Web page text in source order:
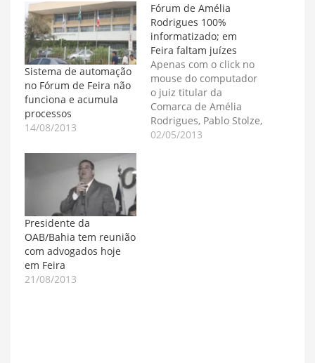
Sistema de automação
no Fórum de Feira não
funciona e acumula
processos
14/08/2013
Fórum de Amélia
Rodrigues 100%
informatizado; em
Feira faltam juízes
Apenas com o click no
mouse do computador
o juiz titular da
Comarca de Amélia
Rodrigues, Pablo Stolze,
despachou 576
02/05/2013
Presidente da
OAB/Bahia tem reunião
com advogados hoje
em Feira
21/08/2013